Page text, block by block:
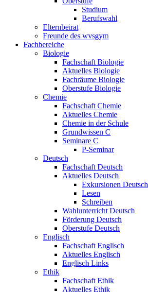
Studium
Berufswahl
Elternbeirat
Freunde des wvsgym
Fachbereiche
Biologie
Fachschaft Biologie
Aktuelles Biologie
Fachräume Biologie
Oberstufe Biologie
Chemie
Fachschaft Chemie
Aktuelles Chemie
Chemie in der Schule
Grundwissen C
Seminare C
P-Seminar
Deutsch
Fachschaft Deutsch
Aktuelles Deutsch
Exkursionen Deutsch
Lesen
Schreiben
Wahlunterricht Deutsch
Förderung Deutsch
Oberstufe Deutsch
Englisch
Fachschaft Englisch
Aktuelles Englisch
Englisch Links
Ethik
Fachschaft Ethik
Aktuelles Ethik